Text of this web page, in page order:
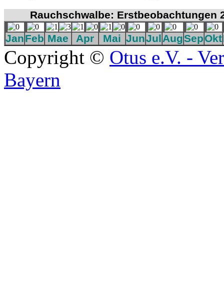
Rauchschwalbe: Erstbeobachtungen
JanFeb Mae Apr Mai JunJulAugSepOkt
Copyright © Otus e.V. -
Bayern